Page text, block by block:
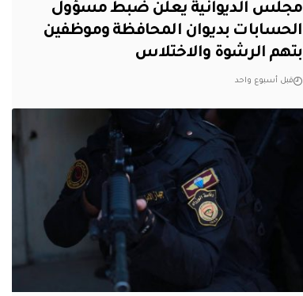
مجلس الديوانية يعلن ضبط مسؤول
الحسابات بديوان المحافظة وموظفين
بتهم الرشوة والاختلاس
قبل أسبوع واحد